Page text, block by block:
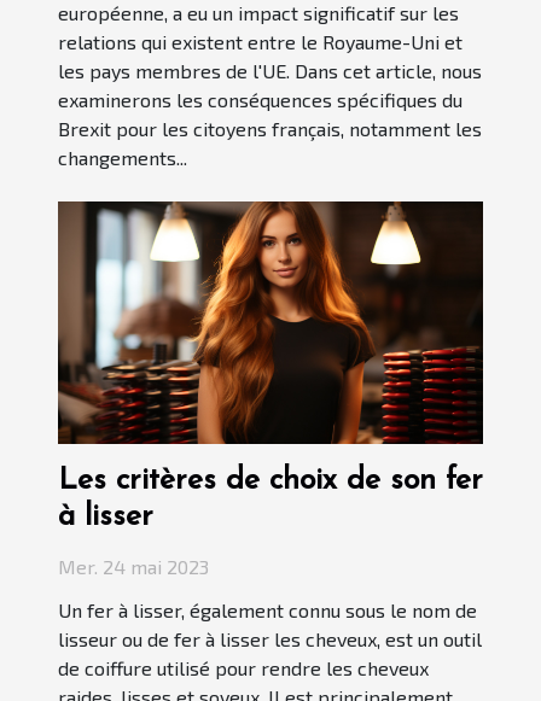
européenne, a eu un impact significatif sur les
relations qui existent entre le Royaume-Uni et
les pays membres de l'UE. Dans cet article, nous
examinerons les conséquences spécifiques du
Brexit pour les citoyens français, notamment les
changements...
Les critères de choix de son fer
à lisser
Mer. 24 mai 2023
Un fer à lisser, également connu sous le nom de
lisseur ou de fer à lisser les cheveux, est un outil
de coiffure utilisé pour rendre les cheveux